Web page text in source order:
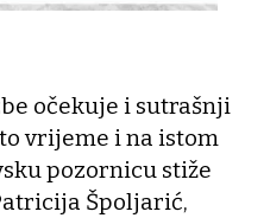
očekuje i sutrašnji
vrijeme i na istom
pozornicu stiže
Špoljarić,